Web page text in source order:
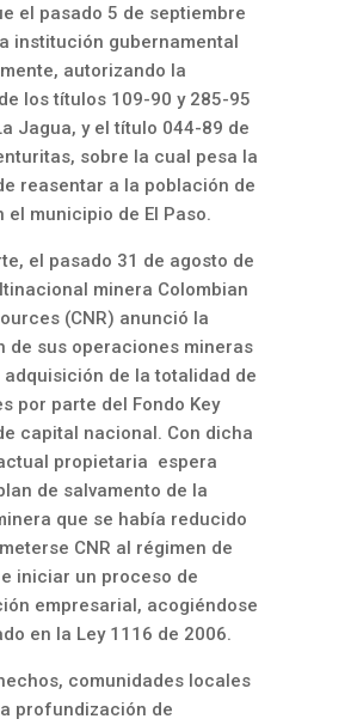
el pasado 5 de septiembre
institución gubernamental
autorizando la
los títulos 109-90 y 285-95
Jagua, y el título 044-89 de
sobre la cual pesa la
reasentar a la población de
el municipio de El Paso.
el pasado 31 de agosto de
minera Colombian
(CNR) anunció la
de sus operaciones mineras
de la totalidad de
por parte del Fondo Key
capital nacional. Con dicha
propietaria espera
de salvamento de la
que se había reducido
CNR al régimen de
iniciar un proceso de
empresarial, acogiéndose
en la Ley 1116 de 2006.
comunidades locales
profundización de